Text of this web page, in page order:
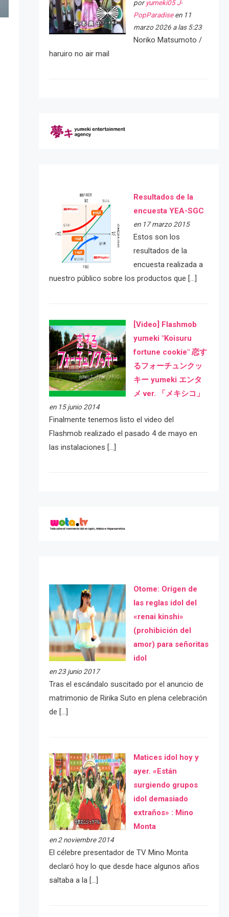
por yumeki05 J-
PopParadiseen 11
marzo 2026 a las 5:23
Noriko Matsumoto /
haruiro no air mail
Resultados de la
encuesta YEA-SGC
en 17 marzo 2015
Estos son los
resultados de la
encuesta realizada a
nuestro público sobre los productos que […]
[Video] Flashmob
yumeki "Koisuru
fortune cookie" 恋す
るフォーチュンクッ
キー yumeki エンタ
メ ver. 「メキシコ」
en 15 junio 2014
Finalmente tenemos listo el video del
Flashmob realizado el pasado 4 de mayo en
las instalaciones […]
Otome: Orígen de
las reglas idol del
«renai kinshi»
(prohibición del
amor) para señoritas
idol
en 23 junio 2017
Tras el escándalo suscitado por el anuncio de
matrimonio de Ririka Suto en plena celebración
de […]
Matices idol hoy y
ayer. «Están
surgiendo grupos
idol demasiado
extraños» : Mino
Monta
en 2 noviembre 2014
El célebre presentador de TV Mino Monta
declaró hoy lo que desde hace algunos años
saltaba a la […]